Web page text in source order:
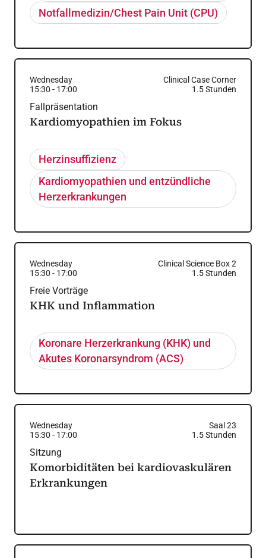
Notfallmedizin/Chest Pain Unit (CPU)
Wednesday
Clinical Case Corner
15:30 - 17:00 1.5Stunden
Fallpräsentation
Kardiomyopathien im Fokus
Herzinsuffizienz
Kardiomyopathien und entzündliche
Herzerkrankungen
Wednesday
Clinical Science Box 2
15:30 - 17:00 1.5Stunden
Freie Vorträge
KHK und Inflammation
Koronare Herzerkrankung (KHK) und
Akutes Koronarsyndrom (ACS)
Wednesday
Saal 23
15:30 - 17:00 1.5Stunden
Sitzung
Komorbiditäten bei kardiovaskulären
Erkrankungen